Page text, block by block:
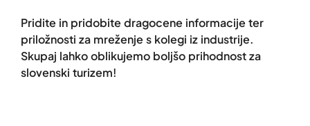
Pridite in pridobite dragocene informacije ter
priložnosti za mreženje s kolegi iz industrije.
Skupaj lahko oblikujemo boljšo prihodnost za
slovenski turizem!